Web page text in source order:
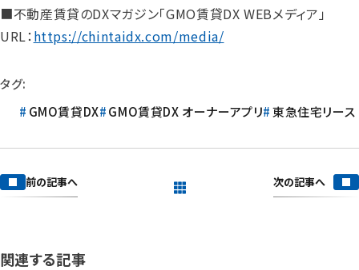
■不動産賃貸のDXマガジン「GMO賃貸DX WEBメディア」
URL： https://chintaidx.com/media/
タグ:
GMO賃貸DX
GMO賃貸DX オーナーアプリ 東急住宅リース
前の記事へ 次の記事へ
関連する記事